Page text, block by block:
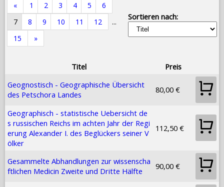
« 1 2 3 4 5
6
7
8 9 10 11 12
...
15
»
Sortieren nach:
Titel
Preis
Geognostisch - Geographische Übersicht
des Petschora Landes
80,00 €
Geographisch - statistische Uebersicht de
s russischen Reichs im achten Jahr der Regi
erung Alexander I. des Beglückers seiner V
ölker
112,50 €
Gesammelte Abhandlungen zur wissenscha
ftlichen Medicin Zweite und Dritte Hälfte
90,00 €